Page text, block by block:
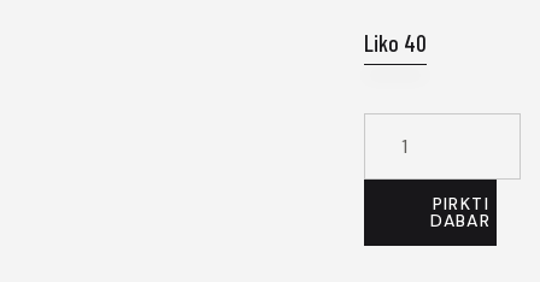
Liko 40
PIRKTI
DABAR